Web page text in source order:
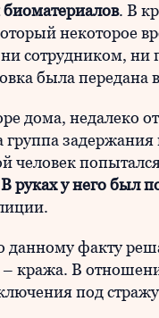
. В
некоторое
сотрудником, ни
была
дома, недалеко
группа
человек
В руках у него был
факту
кража. В
под